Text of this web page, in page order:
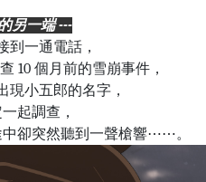
另一端 ---
到一通電話，
10 個月前的雪崩事件，
現小五郎的名字，
起調查 ，
中卻突然聽到一聲槍響⋯⋯。